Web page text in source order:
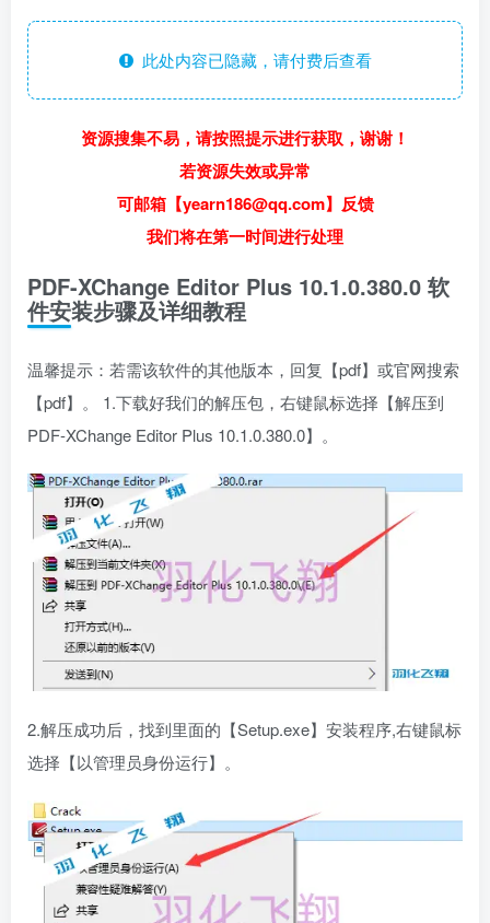
此处内容已隐藏，请付费后查看
资源搜集不易，请按照提示进行获取，谢谢！
若资源失效或异常
可邮箱【yearn186@qq.com】反馈
我们将在第一时间进行处理
PDF-XChange Editor Plus 10.1.0.380.0 软
件安装步骤及详细教程
温馨提示：若需该软件的其他版本，回复【pdf】或官网搜索
【pdf】。 1.下载好我们的解压包，右键鼠标选择【解压到
PDF-XChange Editor Plus 10.1.0.380.0】。
2.解压成功后，找到里面的【Setup.exe】安装程序,右键鼠标
选择【以管理员身份运行】。